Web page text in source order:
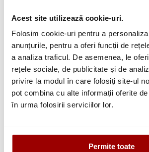
Acest site utilizează cookie-uri.
Folosim cookie-uri pentru a
anunțurile, pentru a oferi funcții de
a analiza traficul. De asemenea, le
rețele sociale, de publicitate și de
privire la modul în care folosiți site-ul
pot combina cu alte informații oferite
în urma folosirii serviciilor lor.
Permite toate
Avantajele tale:
Consultantaprofesionala
Deschidere coletla livrare
Pana la12 ratefara dobanda
Retur in 14 zile